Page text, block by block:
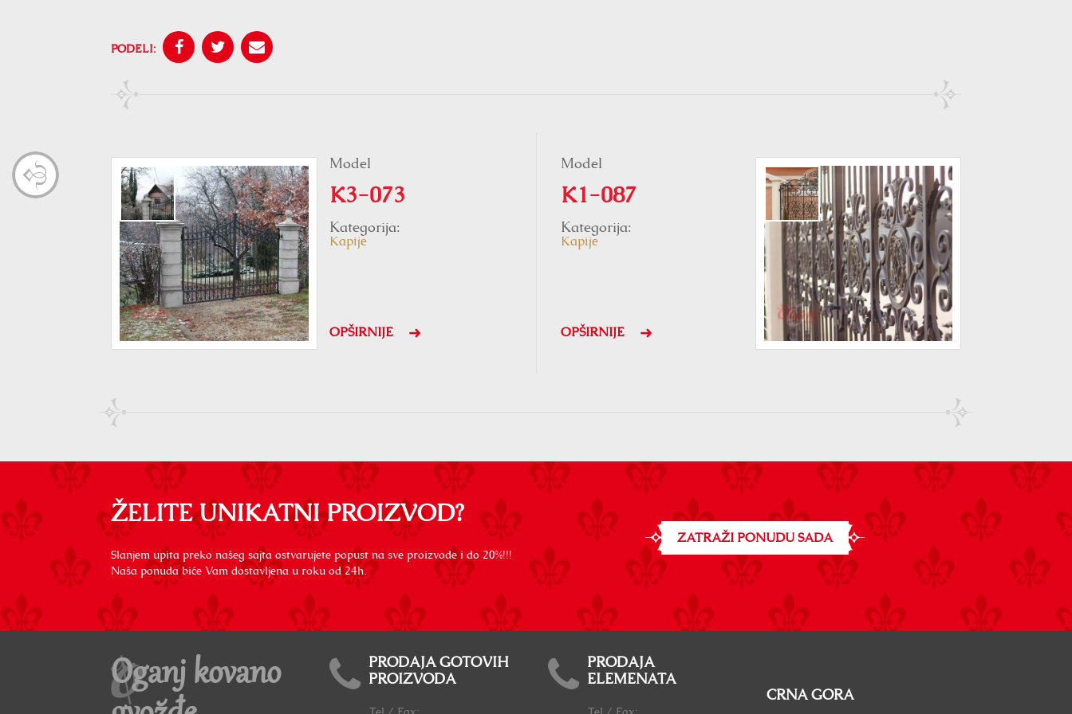
PODELI:
Model
K3-073
Kategorija:
Kapije
OPŠIRNIJE
Model
K1-087
Kategorija:
Kapije
OPŠIRNIJE
ŽELITE UNIKATNI PROIZVOD?
Slanjem upita preko našeg sajta ostvarujete popust na sve proizvode i do 20%!!!
Naša ponuda biće Vam dostavljena u roku od 24h.
ZATRAŽI PONUDU SADA
Oganj kovano
PRODAJA GOTOVIH
PROIZVODA
PRODAJA
ELEMENATA
CRNA GORA